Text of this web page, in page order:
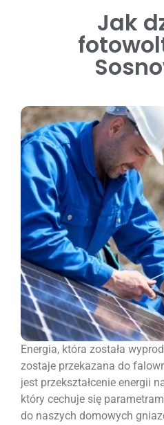
Jak
Energia, która została
zostaje przekazana do
jest przekształcenie energii
który cechuje się
do naszych domowych